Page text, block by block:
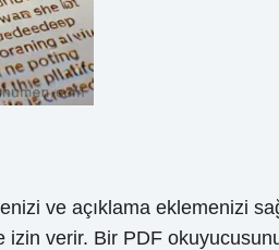
ve açıklama eklemenizi
izin verir. Bir PDF